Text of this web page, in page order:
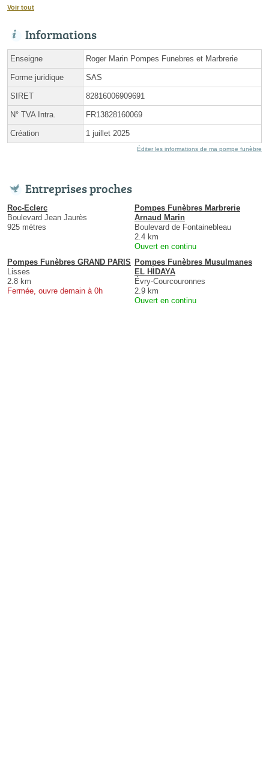
Voir tout
Informations
Enseigne Roger Marin Pompes Funebres et Marbrerie
Forme juridique SAS
SIRET 82816006909691
N° TVA Intra. FR13828160069
Création 1 juillet 2025
Éditer les informations de ma pompe funèbre
Entreprises proches
Roc-Eclerc
Boulevard Jean Jaurès
925 mètres
Pompes Funèbres Marbrerie
Arnaud Marin
Boulevard de Fontainebleau
2.4 km
Ouvert en continu
Pompes Funèbres GRAND PARIS
Lisses
2.8 km
Fermée, ouvre demain à 0h
Pompes Funèbres Musulmanes
EL HIDAYA
Évry-Courcouronnes
2.9 km
Ouvert en continu